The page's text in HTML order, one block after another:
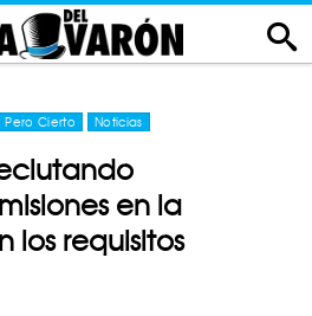
Pero Cierto Noticias
en la
los requisitos